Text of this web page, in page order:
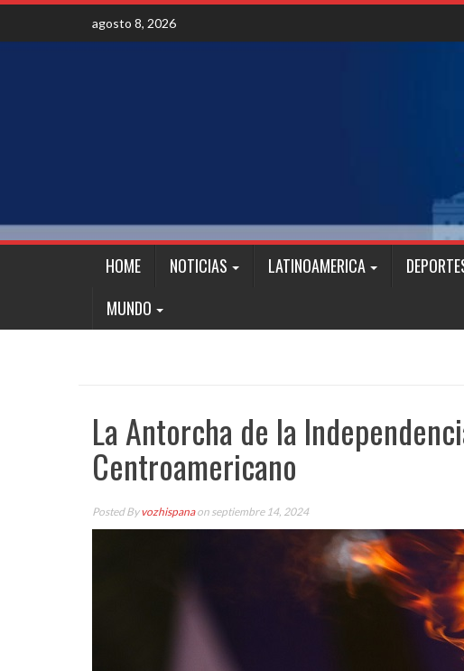
Skip
content
agosto 8, 2026
HOME NOTICIAS LATINOAMERICA
MUNDO
La Antorcha de la
Centroamericano
Posted Byvozhispanaon septiembre 14, 2024